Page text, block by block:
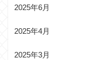
2025年6月
2025年4月
2025年3月